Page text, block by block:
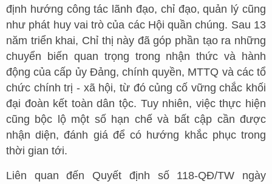
định hướng công tác lãnh đạo, chỉ đạo, quản lý cũng
như phát huy vai trò của các Hội quần chúng. Sau 13
năm triển khai, Chỉ thị này đã góp phần tạo ra những
chuyển biến quan trọng trong nhận thức và hành
động của cấp ủy Đảng, chính quyền, MTTQ và các tổ
chức chính trị - xã hội, từ đó củng cố vững chắc khối
đại đoàn kết toàn dân tộc. Tuy nhiên, việc thực hiện
cũng bộc lộ một số hạn chế và bất cập cần được
nhận diện, đánh giá để có hướng khắc phục trong
thời gian tới.
Liên quan đến Quyết định số 118-QĐ/TW ngày